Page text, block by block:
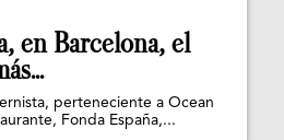
en Barcelona, el
perteneciente a Ocean
Fonda España,...